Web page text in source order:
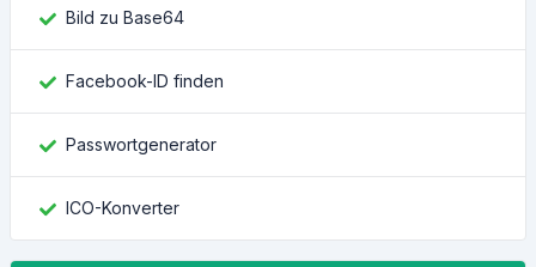
Bild zu Base64
Facebook-ID finden
Passwortgenerator
ICO-Konverter